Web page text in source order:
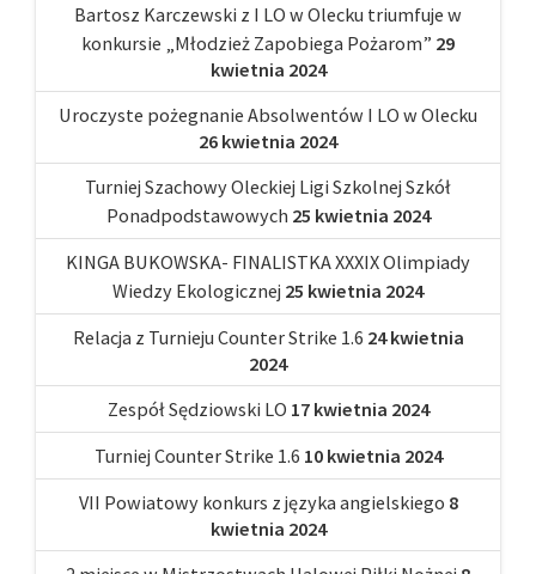
Bartosz Karczewski z I LO w Olecku triumfuje w
konkursie „Młodzież Zapobiega Pożarom” 29
kwietnia 2024
Uroczyste pożegnanie Absolwentów I LO w Olecku
26 kwietnia 2024
Turniej Szachowy Oleckiej Ligi Szkolnej Szkół
Ponadpodstawowych 25 kwietnia 2024
KINGA BUKOWSKA- FINALISTKA XXXIX Olimpiady
Wiedzy Ekologicznej 25 kwietnia 2024
Relacja z Turnieju Counter Strike 1.6 24 kwietnia
2024
Zespół Sędziowski LO 17 kwietnia 2024
Turniej Counter Strike 1.6 10 kwietnia 2024
VII Powiatowy konkurs z języka angielskiego 8
kwietnia 2024